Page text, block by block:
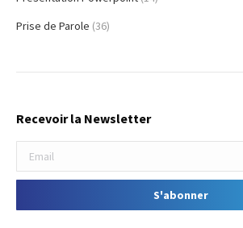
Prise de Parole (36)
Recevoir la Newsletter